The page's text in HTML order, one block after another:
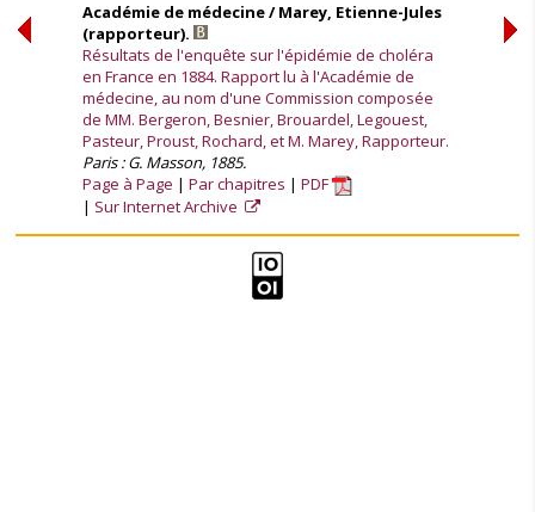
Académie de médecine / Marey, Etienne-Jules
(rapporteur).
Résultats de l'enquête sur l'épidémie de choléra
en France en 1884. Rapport lu à l'Académie de
médecine, au nom d'une Commission composée
de MM. Bergeron, Besnier, Brouardel, Legouest,
Pasteur, Proust, Rochard, et M. Marey, Rapporteur.
Paris : G. Masson, 1885.
Page à Page
Par chapitres
PDF
Sur Internet Archive